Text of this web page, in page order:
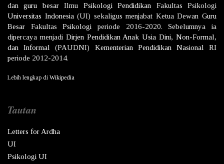
danguru besarIlmu Psikologi Pendidikan Fakultas Psikologi
Universitas Indonesia (UI) sekaligus menjabat Ketua DewanGuru
Besar FakultasPsikologi periode 2016-2020. Sebelumnya ia
dipercaya menjadi Dirjen Pendidikan Anak Usia Dini, Non-Formal,
dan Informal
(PAUDNI) Kementerian Pendidikan Nasional
RI
periode 2012-2014.
Lebih lengkap di Wikipedia
Tautan
Letters for Ardha
UI
Psikologi UI